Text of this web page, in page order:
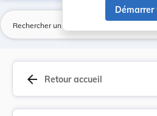
Démarrer
arrow_back Retour accueil